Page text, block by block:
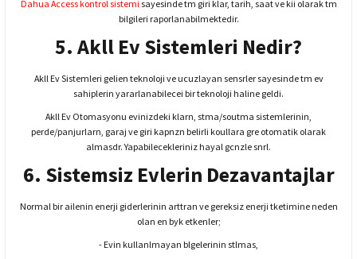
Dahua Access kontrol sistemi sayesinde tm giri klar, tarih, saat ve kii olarak tm
bilgileri raporlanabilmektedir.
5. Akll Ev Sistemleri Nedir?
Akll Ev Sistemleri gelien teknoloji ve ucuzlayan sensrler sayesinde tm ev
sahiplerin yararlanabilecei bir teknoloji haline geldi.
Akll Ev Otomasyonu evinizdeki klarn, stma/soutma sistemlerinin,
perde/panjurlarn, garaj ve giri kapnzn belirli koullara gre otomatik olarak
almasdr. Yapabilecekleriniz hayal gcnzle snrl.
6. Sistemsiz Evlerin Dezavantajlar
Normal bir ailenin enerji giderlerinin arttran ve gereksiz enerji tketimine neden
olan en byk etkenler;
- Evin kullanlmayan blgelerinin stlmas,